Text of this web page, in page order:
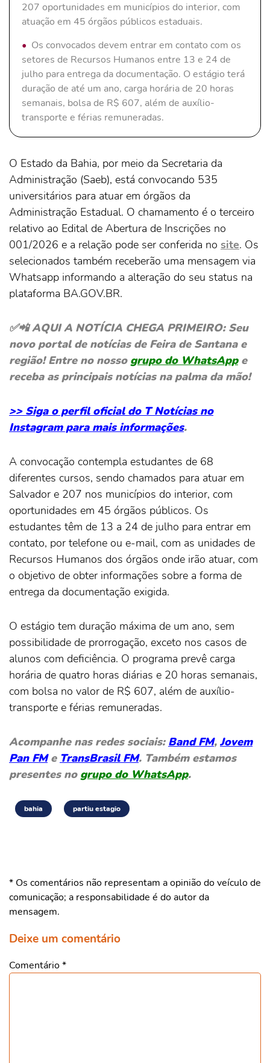
207 oportunidades em municípios do interior, com
atuação em 45 órgãos públicos estaduais.
Os convocados devem entrar em contato com os
setores de Recursos Humanos entre 13 e 24 de
julho para entrega da documentação. O estágio terá
duração de até um ano, carga horária de 20 horas
semanais, bolsa de R$ 607, além de auxílio-
transporte e férias remuneradas.
O Estado da Bahia, por meio da Secretaria da
Administração (Saeb), está convocando 535
universitários para atuar em órgãos da
Administração Estadual. O chamamento é o terceiro
relativo ao Edital de Abertura de Inscrições no
001/2026 e a relação pode ser conferida no site. Os
selecionados também receberão uma mensagem via
Whatsapp informando a alteração do seu status na
plataforma BA.GOV.BR.
✅📲 AQUI A NOTÍCIA CHEGA PRIMEIRO: Seu
novo portal de notícias de Feira de Santana e
região! Entre no nosso grupo do WhatsAppe
receba as principais notícias na palma da mão!
>> Siga o perfil oficial do T Notícias no
Instagram para mais informações.
A convocação contempla estudantes de 68
diferentes cursos, sendo chamados para atuar em
Salvador e 207 nos municípios do interior, com
oportunidades em 45 órgãos públicos. Os
estudantes têm de 13 a 24 de julho para entrar em
contato, por telefone ou e-mail, com as unidades de
Recursos Humanos dos órgãos onde irão atuar, com
o objetivo de obter informações sobre a forma de
entrega da documentação exigida.
O estágio tem duração máxima de um ano, sem
possibilidade de prorrogação, exceto nos casos de
alunos com deficiência. O programa prevê carga
horária de quatro horas diárias e 20 horas semanais,
com bolsa no valor de R$ 607, além de auxílio-
transporte e férias remuneradas.
Acompanhe nas redes sociais: Band FM, Jovem
Pan FMe TransBrasil FM. Também estamos
presentes no grupo do WhatsApp.
bahia partiu estagio
* Os comentários não representam a opinião do veículo de
comunicação; a responsabilidade é do autor da
mensagem.
Deixe um comentário
Comentário*